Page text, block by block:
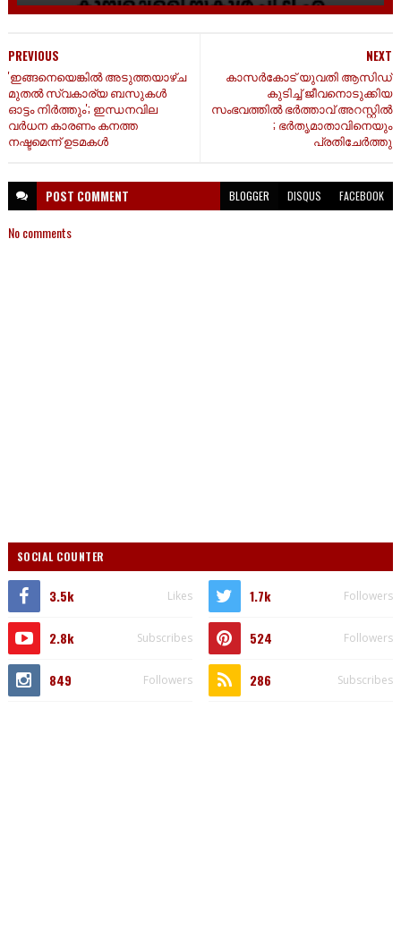
NEXT
കാസർകോട് യുവതി ആസിഡ്
കുടിച്ച് ജീവനൊടുക്കിയ
സംഭവത്തിൽ ഭർത്താവ് അറസ്റ്റിൽ
; ഭർതൃമാതാവിനെയും
പ്രതിചേർത്തു
PREVIOUS
'ഇങ്ങനെയെങ്കില്‍ അടുത്തയാഴ്ച
മുതൽ സ്വകാര്യ ബസുകൾ
ഓട്ടം നിർത്തും'; ഇന്ധനവില
വർധന കാരണം കനത്ത
നഷ്ടമെന്ന് ഉടമകൾ
POST COMMENT BLOGGER DISQUS FACEBOOK
No comments
SOCIAL COUNTER
3.5k Likes 1.7k Followers
2.8k Subscribes 524 Followers
849 Followers 286 Subscribes